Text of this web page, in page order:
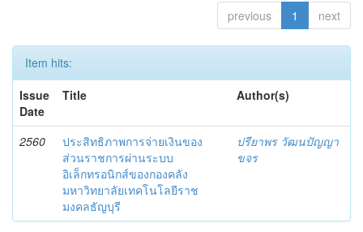
previous 1 next
Item hits:
Issue
Date
Title Author(s)
2560
ประสิทธิภาพการจ่ายเงินของ
ส่วนราชการผ่านระบบ
อิเล็กทรอนิกส์ของกองคลัง
มหาวิทยาลัยเทคโนโลยีราช
มงคลธัญบุรี
ปรียาพร วัฒนปัญญา
ขจร